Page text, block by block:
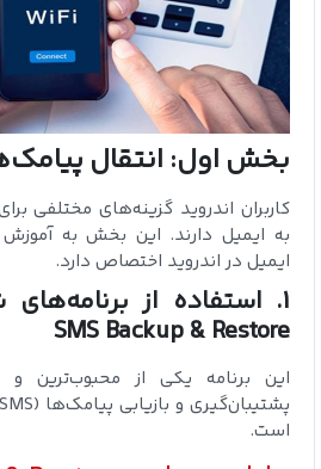
بخش اول: انتقال
کاربران اندروید گزینه‌های مختلفی
به ایمیل دارند. این بخش به
ایمیل در اندروید اختصاص دارد.
1. استفاده از
SMS Backup & Restore
این برنامه یکی از محبوب‌ترین و
است.